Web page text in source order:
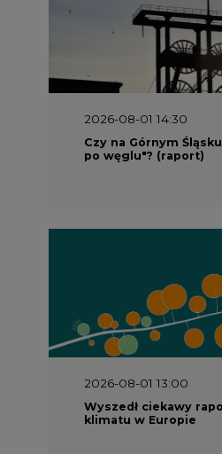
2026-08-01 14:30
Czy na Górnym
po węglu"? (raport)
2026-08-01 13:00
Wyszedł ciekawy
klimatu w Europie